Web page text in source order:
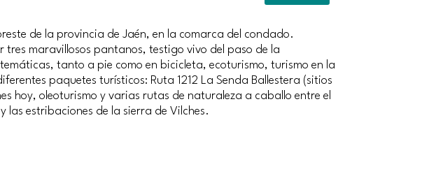
de la provincia de Jaén, en la comarca del condado.
maravillosos pantanos, testigo vivo del paso de la
tanto a pie como en bicicleta, ecoturismo, turismo en la
paquetes turísticos: Ruta 1212 La Senda Ballestera (sitios
hoy, oleoturismo y varias rutas de naturaleza a caballo entre el
estribaciones de la sierra de Vilches.